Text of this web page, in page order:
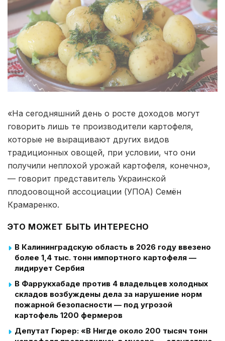
«На сегодняшний день о росте доходов могут
говорить лишь те производители картофеля,
которые не выращивают других видов
традиционных овощей, при условии, что они
получили неплохой урожай картофеля, конечно»,
— говорит представитель Украинской
плодоовощной ассоциации (УПОА) Семён
Крамаренко.
ЭТО МОЖЕТ БЫТЬ ИНТЕРЕСНО
В Калининградскую область в 2026 году ввезено
более 1,4 тыс. тонн импортного картофеля —
лидирует Сербия
В Фаррукхабаде против 4 владельцев холодных
складов возбуждены дела за нарушение норм
пожарной безопасности — под угрозой
картофель 1200 фермеров
Депутат Гюрер: «В Нигде около 200 тысяч тонн